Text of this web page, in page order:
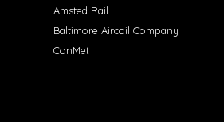
Amsted Rail
Baltimore Aircoil Company
ConMet